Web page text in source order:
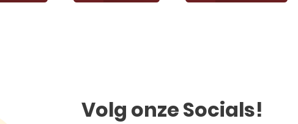
Volg onze Socials!